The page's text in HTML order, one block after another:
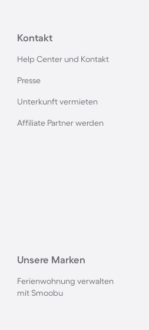
mit Hund am
mit Hund auf
mit Hund in
mit Hund auf
Kontakt
Help Center und Kontakt
Presse
Unterkunft vermieten
Affiliate Partner werden
Unsere Marken
Ferienwohnung verwalten
mit Smoobu